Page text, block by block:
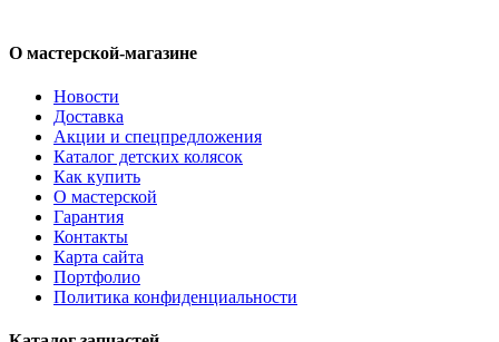
О мастерской-магазине
Новости
Доставка
Акции и спецпредложения
Каталог детских колясок
Как купить
О мастерской
Гарантия
Контакты
Карта сайта
Портфолио
Политика конфиденциальности